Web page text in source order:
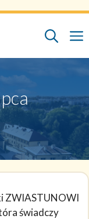
ZWIASTUNOWI
świadczy